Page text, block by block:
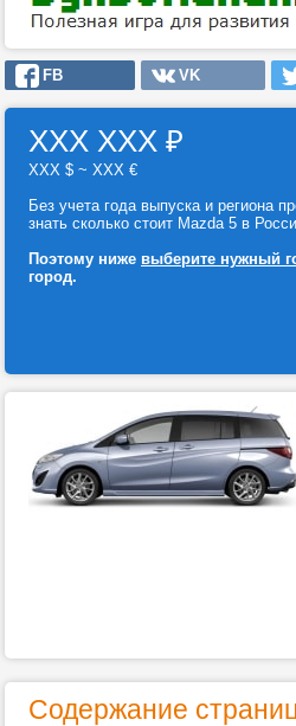
FB VK
ХХХ ХХХ ₽
ХХХ $ ~ ХХХ €
Без учета года выпуска и региона
знать сколько стоит Mazda 5 в
Поэтому ниже выберите нужный
город.
Содержание